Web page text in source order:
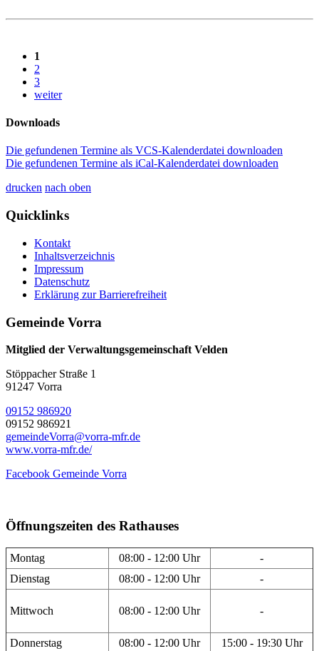
1
2
3
weiter
Downloads
Die gefundenen Termine als VCS-Kalenderdatei downloaden
Die gefundenen Termine als iCal-Kalenderdatei downloaden
drucken nach oben
Quicklinks
Kontakt
Inhaltsverzeichnis
Impressum
Datenschutz
Erklärung zur Barrierefreiheit
Gemeinde Vorra
Mitglied der Verwaltungsgemeinschaft Velden
Stöppacher Straße 1
91247 Vorra
09152 986920
09152 986921
gemeindeVorra@vorra-mfr.de
www.vorra-mfr.de/
Facebook Gemeinde Vorra
Öffnungszeiten des Rathauses
Montag 08:00 - 12:00 Uhr
-
Dienstag
08:00 - 12:00 Uhr -
Mittwoch 08:00 - 12:00 Uhr -
Donnerstag 08:00 - 12:00 Uhr 15:00 - 19:30 Uhr